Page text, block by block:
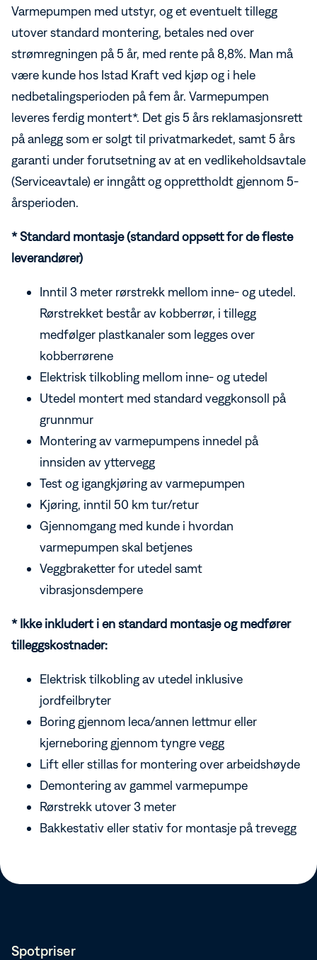
Varmepumpen med utstyr, og et eventuelt tillegg
utover standard montering, betales ned over
strømregningen på 5 år, med rente på 8,8%. Man må
være kunde hos Istad Kraft ved kjøp og i hele
nedbetalingsperioden på fem år. Varmepumpen
leveres ferdig montert*. Det gis 5 års reklamasjonsrett
på anlegg som er solgt til privatmarkedet, samt 5 års
garanti under forutsetning av at en vedlikeholdsavtale
(Serviceavtale) er inngått og opprettholdt gjennom 5-
årsperioden.
* Standard montasje (standard oppsett for de fleste
leverandører)
Inntil 3 meter rørstrekk mellom inne- og utedel.
Rørstrekket består av kobberrør, i tillegg
medfølger plastkanaler som legges over
kobberrørene
Elektrisk tilkobling mellom inne- og utedel
Utedel montert med standard veggkonsoll på
grunnmur
Montering av varmepumpens innedel på
innsiden av yttervegg
Test og igangkjøring av varmepumpen
Kjøring, inntil 50 km tur/retur
Gjennomgang med kunde i hvordan
varmepumpen skal betjenes
Veggbraketter for utedel samt
vibrasjonsdempere
* Ikke inkludert i en standard montasje og medfører
tilleggskostnader:
Elektrisk tilkobling av utedel inklusive
jordfeilbryter
Boring gjennom leca/annen lettmur eller
kjerneboring gjennom tyngre vegg
Lift eller stillas for montering over arbeidshøyde
Demontering av gammel varmepumpe
Rørstrekk utover 3 meter
Bakkestativ eller stativ for montasje på trevegg
Spotpriser